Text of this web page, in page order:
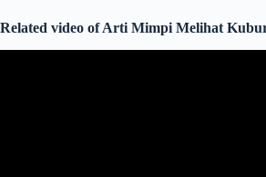
Related video of Arti Mimpi Melihat